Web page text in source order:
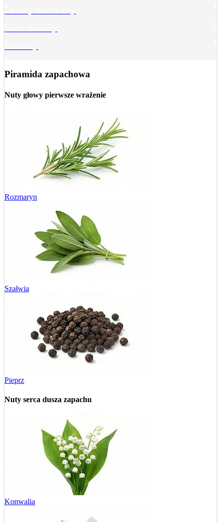
Piramida zapachowa
Nuty głowy pierwsze wrażenie
Rozmaryn
Szałwia
Pieprz
Nuty serca dusza zapachu
Konwalia